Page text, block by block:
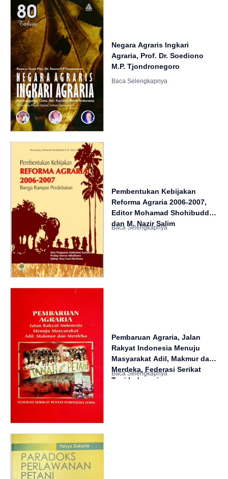
Negara Agraris Ingkari
Agraria, Prof. Dr. Soediono
M.P. Tjondronegoro
Pembentukan Kebijakan
Reforma Agraria 2006-2007,
Editor Mohamad Shohibuddin
dan M. Nazir Salim
Pembaruan Agraria, Jalan
Rakyat Indonesia Menuju
Masyarakat Adil, Makmur dan
Merdeka, Federasi Serikat
Tani Indonesia